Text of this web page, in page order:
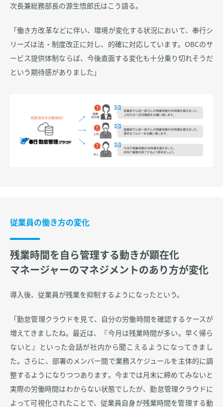
次長兼総務部長の源生悟郎氏はこう語る。
「働き方改革などに伴い、環境が変化する状況において、奉行シ
リーズは法・制度改正に対し、的確に対応しています。OBCのサ
ービス提供体制ならば、今後直面する変化も十分乗り切れそうだ
という期待感がありました」
従業員の働き方の変化
残業時間を自ら管理する動きが顕在化
マネージャーのマネジメントのあり方が変化
導入後、従業員が残業を抑制するようになったという。
「勤怠管理クラウドを見て、自分の労働時間を確認するケースが
増えてきましたね。最近は、『今月は残業時間が多い。早く帰ら
ないと』といった会話が社内から聞こえるようになってきまし
た。さらに、部署のメンバー間で業務スケジュールを主体的に調
整するようになりつつあります。今までは月末に締めてみないと
実際の労働時間はわからない状態でしたが、勤怠管理クラウドに
よって可視化されたことで、従業員自身が残業時間を管理する動